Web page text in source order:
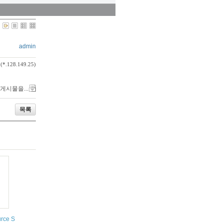
admin
시물을...
목록
SMS gateway http://jasminsms.com